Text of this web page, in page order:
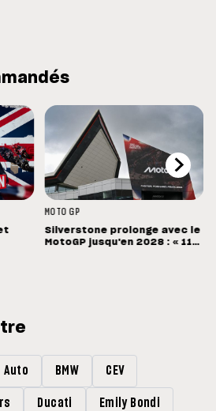
MOTO GP
Silverstone prolonge avec le
MotoGP jusqu'en 2028 : « 11
Auto BMW CEV
Ducati Emily Bondi